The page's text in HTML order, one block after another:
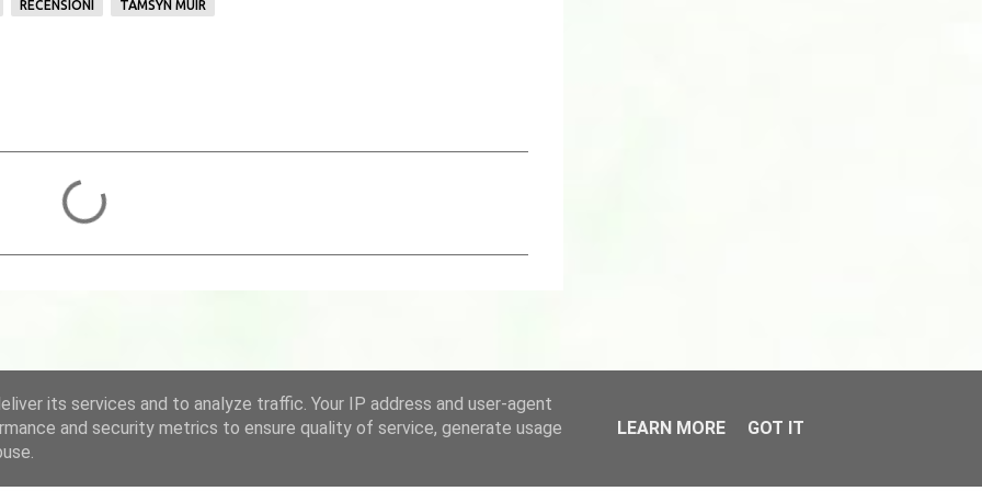
RECENSIONI TAMSYN MUIR
its services and to analyze traffic. Your IP address and user-agent
and security metrics to ensure quality of service, generate usage
LEARN MORE GOT IT